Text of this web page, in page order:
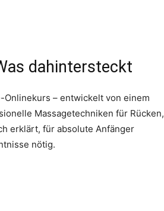
dahintersteckt
– entwickelt von einem
Massagetechniken für Rücken,
erklärt, für absolute Anfänger
nötig.